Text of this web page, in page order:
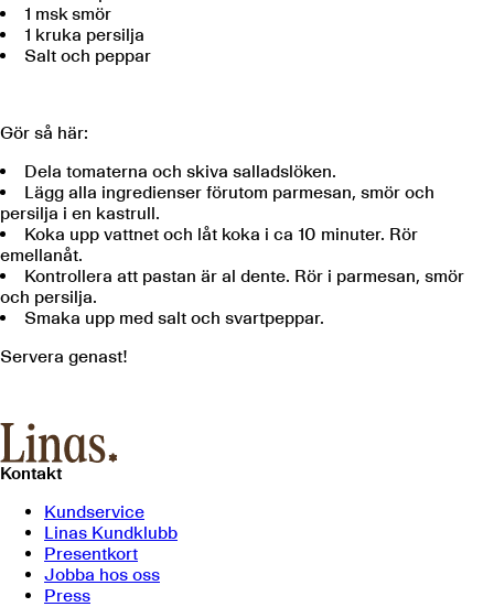
1 msk smör
1 kruka persilja
Salt och peppar
Gör så här:
Dela tomaterna och skiva salladslöken.
Lägg alla ingredienser förutom parmesan, smör och
persilja i en kastrull.
Koka upp vattnet och låt koka i ca 10 minuter. Rör
emellanåt.
Kontrollera att pastan är al dente. Rör i parmesan, smör
och persilja.
Smaka upp med salt och svartpeppar.
Servera genast!
Kontakt
Kundservice
Linas Kundklubb
Presentkort
Jobba hos oss
Press